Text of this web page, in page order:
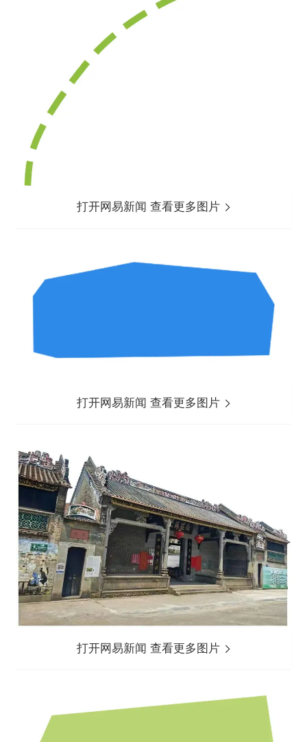
打开网易新闻 查看更多图片
打开网易新闻 查看更多图片
打开网易新闻 查看更多图片